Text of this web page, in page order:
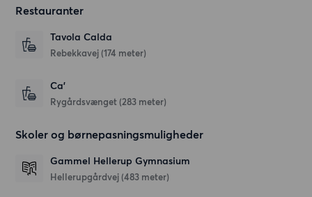
Restauranter
Tavola Calda
Rebekkavej (174 meter)
Ca'
Rygårdsvænget (283 meter)
Skoler og børnepasningsmuligheder
Gammel Hellerup Gymnasium
Hellerupgårdvej (483 meter)